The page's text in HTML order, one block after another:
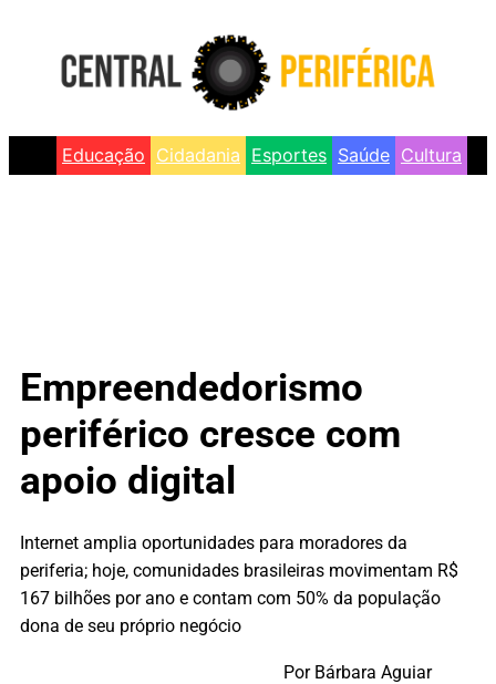
Educação Cidadania Esportes Saúde Cultura
Empreendedorismo
periférico cresce com
apoio digital
Internet amplia oportunidades para moradores da
periferia; hoje, comunidades brasileiras movimentam R$
167 bilhões por ano e contam com 50% da população
dona de seu próprio negócio
Por Bárbara Aguiar